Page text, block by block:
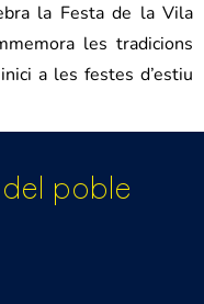
la Festa de la Vila
les tradicions
a les festes d’estiu
poble